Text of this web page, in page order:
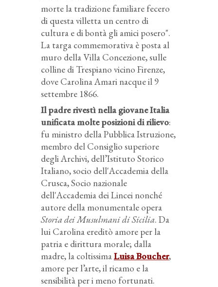
morte la tradizione familiare fecero
di questa villetta un centro di
cultura e di bontà gli amici posero".
La targa commemorativa è posta al
muro della Villa Concezione, sulle
colline di Trespiano vicino Firenze,
dove Carolina Amari nacque il 9
settembre 1866.
Il padre rivestì nella giovane Italia
unificata molte posizioni di rilievo:
fu ministro della Pubblica Istruzione,
membro del Consiglio superiore
degli Archivi, dell’Istituto Storico
Italiano, socio dell'Accademia della
Crusca, Socio nazionale
dell'Accademia dei Lincei nonché
autore della monumentale opera
Storia dei Musulmani di Sicilia. Da
lui Carolina ereditò amore per la
patria e dirittura morale; dalla
madre, la coltissimaLuisa Boucher,
amore per l’arte, il ricamo e la
sensibilità per i meno fortunati.